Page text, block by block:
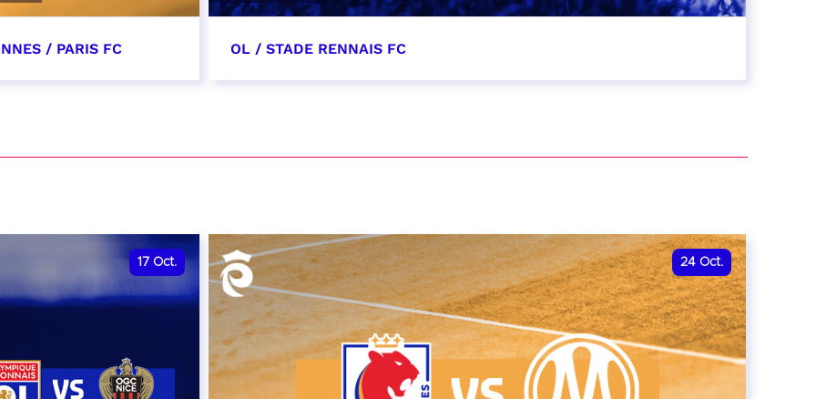
/ PARIS FC OL / STADE RENNAIS FC
RÉSERVER
17 Oct. 24 Oct.